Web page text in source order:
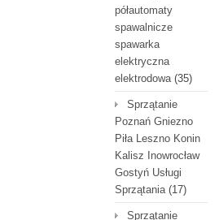
półautomaty
spawalnicze
spawarka
elektryczna
elektrodowa(35)
Sprzątanie
Poznań Gniezno
Piła Leszno Konin
Kalisz Inowrocław
Gostyń Usługi
Sprzątania(17)
Sprzątanie